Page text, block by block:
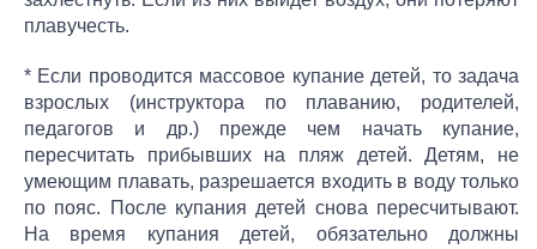
плавучесть.
* Если проводится массовое купание детей, то задача
взрослых (инструктора по плаванию, родителей,
педагогов и др.) прежде чем начать купание,
пересчитать прибывших на пляж детей. Детям, не
умеющим плавать, разрешается входить в воду только
по пояс. После купания детей снова пересчитывают.
На время купания детей, обязательно должны